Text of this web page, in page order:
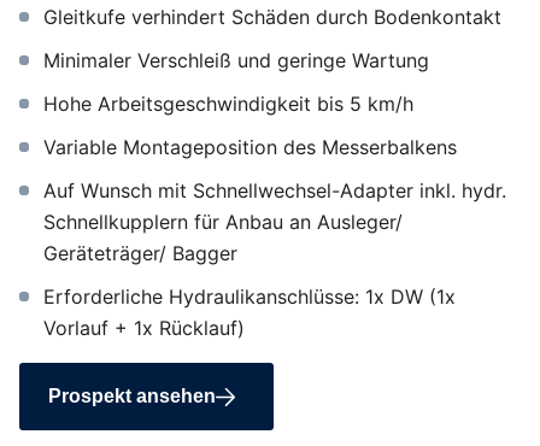
Gleitkufe verhindert Schäden durch Bodenkontakt
Minimaler Verschleiß und geringe Wartung
Hohe Arbeitsgeschwindigkeit bis 5 km/h
Variable Montageposition des Messerbalkens
Auf Wunsch mit Schnellwechsel-Adapter inkl. hydr.
Schnellkupplern für Anbau an Ausleger/
Geräteträger/ Bagger
Erforderliche Hydraulikanschlüsse: 1x DW (1x
Vorlauf + 1x Rücklauf)
Prospekt ansehen